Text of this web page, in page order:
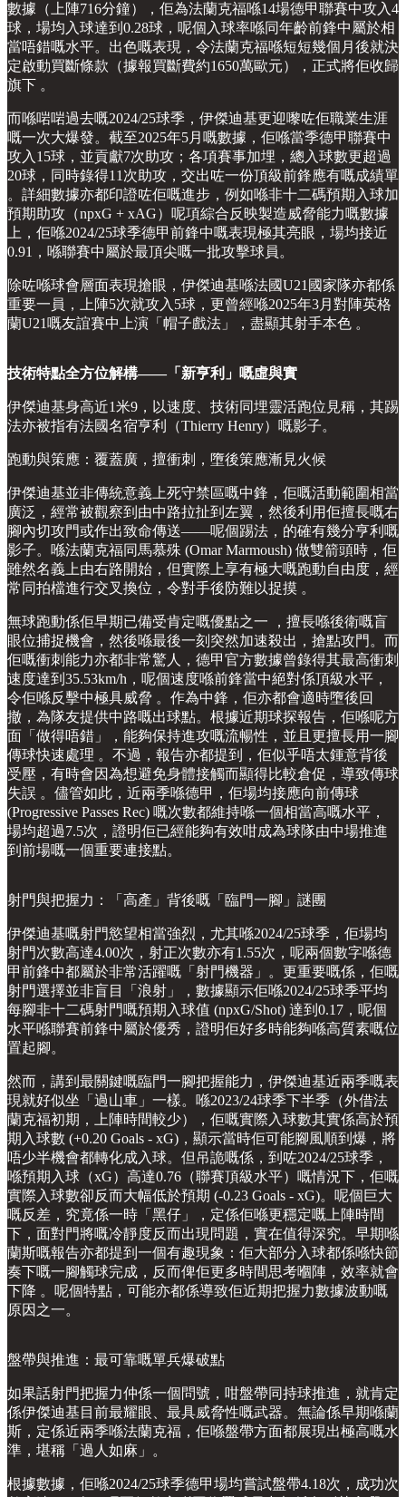
數據（上陣716分鐘），佢為法蘭克福喺14場德甲聯賽中攻入4
球，場均入球達到0.28球，呢個入球率喺同年齡前鋒中屬於相
當唔錯嘅水平。出色嘅表現，令法蘭克福喺短短幾個月後就決
定啟動買斷條款（據報買斷費約1650萬歐元），正式將佢收歸
旗下 。
而喺啱啱過去嘅2024/25球季，伊傑迪基更迎嚟咗佢職業生涯
嘅一次大爆發。截至2025年5月嘅數據，佢喺當季德甲聯賽中
攻入15球，並貢獻7次助攻；各項賽事加埋，總入球數更超過
20球，同時錄得11次助攻，交出咗一份頂級前鋒應有嘅成績單
。詳細數據亦都印證咗佢嘅進步，例如喺非十二碼預期入球加
預期助攻（npxG + xAG）呢項綜合反映製造威脅能力嘅數據
上，佢喺2024/25球季德甲前鋒中嘅表現極其亮眼，場均接近
0.91，喺聯賽中屬於最頂尖嘅一批攻擊球員。
除咗喺球會層面表現搶眼，伊傑迪基喺法國U21國家隊亦都係
重要一員，上陣5次就攻入5球，更曾經喺2025年3月對陣英格
蘭U21嘅友誼賽中上演「帽子戲法」，盡顯其射手本色 。
技術特點全方位解構——「新亨利」嘅虛與實
伊傑迪基身高近1米9，以速度、技術同埋靈活跑位見稱，其踢
法亦被指有法國名宿亨利（Thierry Henry）嘅影子。
跑動與策應：覆蓋廣，擅衝刺，墮後策應漸見火候
伊傑迪基並非傳統意義上死守禁區嘅中鋒，佢嘅活動範圍相當
廣泛，經常被觀察到由中路拉扯到左翼，然後利用佢擅長嘅右
腳內切攻門或作出致命傳送——呢個踢法，的確有幾分亨利嘅
影子。喺法蘭克福同馬慕殊 (Omar Marmoush) 做雙箭頭時，佢
雖然名義上由右路開始，但實際上享有極大嘅跑動自由度，經
常同拍檔進行交叉換位，令對手後防難以捉摸 。
無球跑動係佢早期已備受肯定嘅優點之一 ，擅長喺後衛嘅盲
眼位捕捉機會，然後喺最後一刻突然加速殺出，搶點攻門。而
佢嘅衝刺能力亦都非常驚人，德甲官方數據曾錄得其最高衝刺
速度達到35.53km/h，呢個速度喺前鋒當中絕對係頂級水平，
令佢喺反擊中極具威脅 。作為中鋒，佢亦都會適時墮後回
撤，為隊友提供中路嘅出球點。根據近期球探報告，佢喺呢方
面「做得唔錯」，能夠保持進攻嘅流暢性，並且更擅長用一腳
傳球快速處理 。不過，報告亦都提到，佢似乎唔太鍾意背後
受壓，有時會因為想避免身體接觸而顯得比較倉促，導致傳球
失誤 。儘管如此，近兩季喺德甲，佢場均接應向前傳球
(Progressive Passes Rec) 嘅次數都維持喺一個相當高嘅水平，
場均超過7.5次，證明佢已經能夠有效咁成為球隊由中場推進
到前場嘅一個重要連接點。
射門與把握力：「高產」背後嘅「臨門一腳」謎團
伊傑迪基嘅射門慾望相當強烈，尤其喺2024/25球季，佢場均
射門次數高達4.00次，射正次數亦有1.55次，呢兩個數字喺德
甲前鋒中都屬於非常活躍嘅「射門機器」。更重要嘅係，佢嘅
射門選擇並非盲目「浪射」，數據顯示佢喺2024/25球季平均
每腳非十二碼射門嘅預期入球值 (npxG/Shot) 達到0.17，呢個
水平喺聯賽前鋒中屬於優秀，證明佢好多時能夠喺高質素嘅位
置起腳。
然而，講到最關鍵嘅臨門一腳把握能力，伊傑迪基近兩季嘅表
現就好似坐「過山車」一樣。喺2023/24球季下半季（外借法
蘭克福初期，上陣時間較少），佢嘅實際入球數其實係高於預
期入球數 (+0.20 Goals - xG)，顯示當時佢可能腳風順到爆，將
唔少半機會都轉化成入球。但吊詭嘅係，到咗2024/25球季，
喺預期入球（xG）高達0.76（聯賽頂級水平）嘅情況下，佢嘅
實際入球數卻反而大幅低於預期 (-0.23 Goals - xG)。呢個巨大
嘅反差，究竟係一時「黑仔」，定係佢喺更穩定嘅上陣時間
下，面對門將嘅冷靜度反而出現問題，實在值得深究。早期喺
蘭斯嘅報告亦都提到一個有趣現象：佢大部分入球都係喺快節
奏下嘅一腳觸球完成，反而俾佢更多時間思考嗰陣，效率就會
下降 。呢個特點，可能亦都係導致佢近期把握力數據波動嘅
原因之一。
盤帶與推進：最可靠嘅單兵爆破點
如果話射門把握力仲係一個問號，咁盤帶同持球推進，就肯定
係伊傑迪基目前最耀眼、最具威脅性嘅武器。無論係早期喺蘭
斯，定係近兩季喺法蘭克福，佢喺盤帶方面都展現出極高嘅水
準，堪稱「過人如麻」。
根據數據，佢喺2024/25球季德甲場均嘗試盤帶4.18次，成功次